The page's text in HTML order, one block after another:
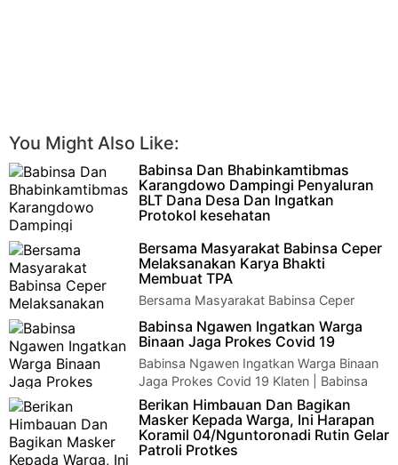
You Might Also Like:
Babinsa Dan Bhabinkamtibmas
Karangdowo Dampingi Penyaluran
BLT Dana Desa Dan Ingatkan
Protokol kesehatan
Karangdowo Dampingi Penyaluran BLT Dana Desa Dan Ingatkan
Protokol kesehatan Klate…
Bersama Masyarakat Babinsa Ceper
Melaksanakan Karya Bhakti
Membuat TPA
Bersama Masyarakat Babinsa Ceper
Melaksanakan Karya Bhakti Membuat
TPA KLaten - Bersama warga Babinsa Koramil …
Babinsa Ngawen Ingatkan Warga
Binaan Jaga Prokes Covid 19
Babinsa Ngawen Ingatkan Warga Binaan
Jaga Prokes Covid 19 Klaten | Babinsa
Desa Duwet, Koramil 08 Ngawen Kodim 0723…
Berikan Himbauan Dan Bagikan
Masker Kepada Warga, Ini Harapan
Koramil 04/Nguntoronadi Rutin Gelar
Patroli Protkes